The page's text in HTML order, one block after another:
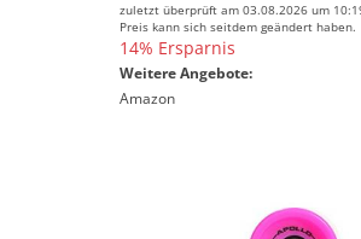
zuletzt überprüft am 03.08.2026 um
Preis kann sich seitdem geändert haben.
14% Ersparnis
Weitere Angebote:
Amazon